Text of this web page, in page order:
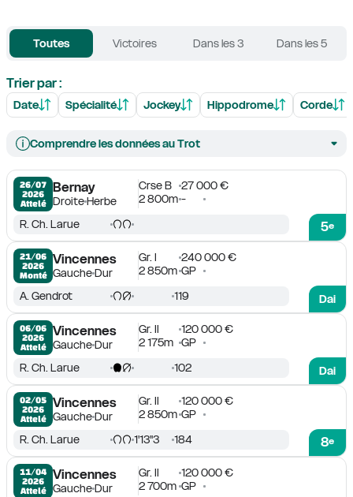
Toutes Victoires Dans les 3 Dans les 5
Trier par :
Date Spécialité Jockey Hippodrome Corde
Comprendre les données au Trot
26/07
2026
Attelé
Bernay
DroiteHerbe
Crse B
27 000 €
2 800m -
5e
R. Ch. Larue
21/06
2026
Monté
Vincennes
GaucheDur
Gr. I
240 000 €
2 850m GP
Dai
A. Gendrot 119
06/06
2026
Attelé
Vincennes
GaucheDur
Gr. II
120 000 €
2 175m GP
Dai
R. Ch. Larue 102
02/05
2026
Attelé
Vincennes
GaucheDur
Gr. II
120 000 €
2 850m GP
8e
R. Ch. Larue 1'13''3 184
11/04
2026
Attelé
Vincennes
GaucheDur
Gr. II
120 000 €
2 700m GP